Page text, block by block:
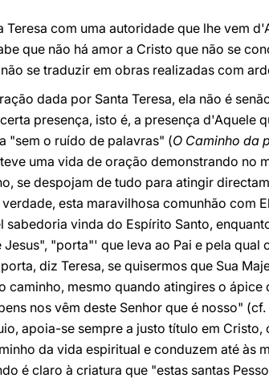
Teresa com uma autoridade que lhe vem
que não há amor a Cristo que não se
se traduzir em obras realizadas com
dada por Santa Teresa, ela não é
presença, isto é, a presença d'Aquele
"sem o ruído de palavras" (O Caminho da
uma vida de oração demonstrando no
se despojam de tudo para atingir
esta maravilhosa comunhão com
sabedoria vinda do Espírito Santo,
"porta"' que leva ao Pai e pela
diz Teresa, se quisermos que Sua
caminho, mesmo quando atingires o
nos vêm deste Senhor que é nosso" (cf.
apoia-se sempre a justo título em
da vida espiritual e conduzem até às
é claro à criatura que "estas santas